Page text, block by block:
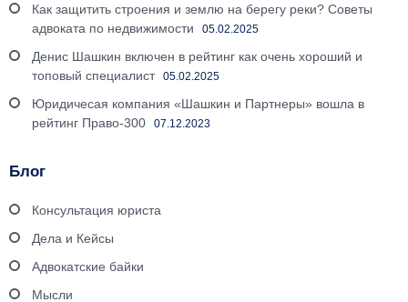
Как защитить строения и землю на берегу реки? Советы
адвоката по недвижимости
05.02.2025
Денис Шашкин включен в рейтинг как очень хороший и
топовый специалист
05.02.2025
Юридичесая компания «Шашкин и Партнеры» вошла в
рейтинг Право-300
07.12.2023
Блог
Консультация юриста
Дела и Кейсы
Адвокатские байки
Мысли